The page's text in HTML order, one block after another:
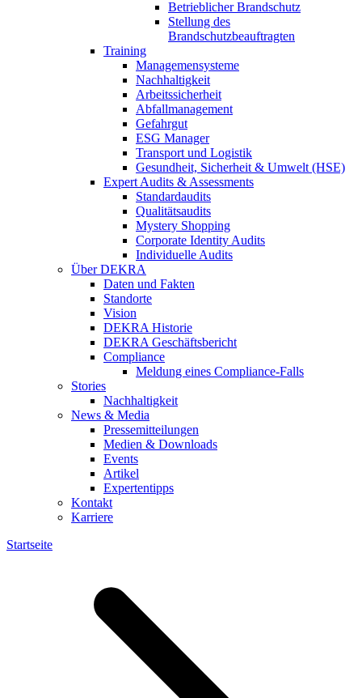
Betrieblicher Brandschutz
Stellung des
Brandschutzbeauftragten
Training
Managemensysteme
Nachhaltigkeit
Arbeitssicherheit
Abfallmanagement
Gefahrgut
ESG Manager
Transport und Logistik
Gesundheit, Sicherheit & Umwelt (HSE)
Expert Audits & Assessments
Standardaudits
Qualitätsaudits
Mystery Shopping
Corporate Identity Audits
Individuelle Audits
Über DEKRA
Daten und Fakten
Standorte
Vision
DEKRA Historie
DEKRA Geschäftsbericht
Compliance
Meldung eines Compliance-Falls
Stories
Nachhaltigkeit
News & Media
Pressemitteilungen
Medien & Downloads
Events
Artikel
Expertentipps
Kontakt
Karriere
Startseite